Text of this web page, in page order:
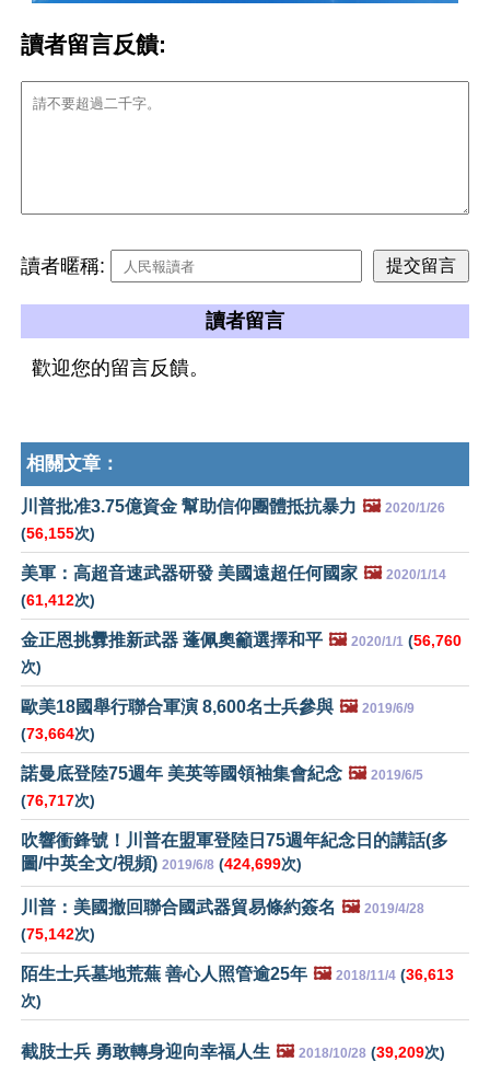
讀者留言反饋:
讀者暱稱:
讀者留言
歡迎您的留言反饋。
相關文章：
川普批准3.75億資金 幫助信仰團體抵抗暴力 🖼️ 2020/1/26
(56,155次)
美軍：高超音速武器研發 美國遠超任何國家 🖼️ 2020/1/14
(61,412次)
金正恩挑釁推新武器 蓬佩奧籲選擇和平 🖼️ 2020/1/1 (56,760
次)
歐美18國舉行聯合軍演 8,600名士兵參與 🖼️ 2019/6/9
(73,664次)
諾曼底登陸75週年 美英等國領袖集會紀念 🖼️ 2019/6/5
(76,717次)
吹響衝鋒號！川普在盟軍登陸日75週年紀念日的講話(多
圖/中英全文/視頻) 2019/6/8 (424,699次)
川普：美國撤回聯合國武器貿易條約簽名 🖼️ 2019/4/28
(75,142次)
陌生士兵墓地荒蕪 善心人照管逾25年 🖼️ 2018/11/4 (36,613
次)
截肢士兵 勇敢轉身迎向幸福人生 🖼️ 2018/10/28 (39,209次)